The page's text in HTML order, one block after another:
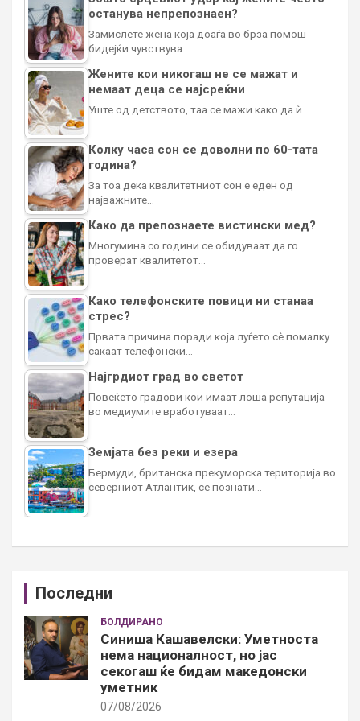
останува непрепознаен?
Замислете жена која доаѓа во брза помош
бидејќи чувствува…
Жените кои никогаш не се мажат и
немаат деца се најсреќни
Уште од детството, таа се мажи како да ѝ…
Колку часа сон се доволни по 60-тата
година?
За тоа дека квалитетниот сон е еден од
најважните…
Како да препознаете вистински мед?
Многумина со години се обидуваат да го
проверат квалитетот…
Како телефонските повици ни станаа
стрес?
Првата причина поради која луѓето сè помалку
сакаат телефонски…
Најгрдиот град во светот
Повеќето градови кои имаат лоша репутација
во медиумите вработуваат…
Земјата без реки и езера
Бермуди, британска прекуморска територија во
северниот Атлантик, се познати…
Последни
БОЛДИРАНО
Синиша Кашавелски: Уметноста
нема националност, но јас
секогаш ќе бидам македонски
уметник
07/08/2026